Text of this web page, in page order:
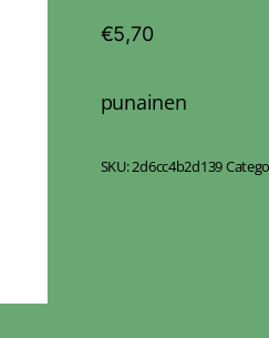
€5,70
punainen
SKU:2d6cc4b2d139